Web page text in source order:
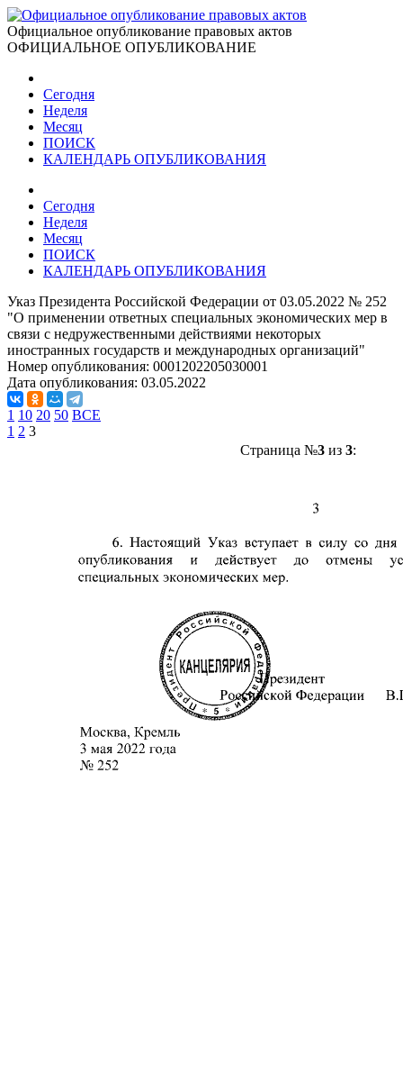
Официальное опубликование правовых актов
ОФИЦИАЛЬНОЕ ОПУБЛИКОВАНИЕ
Сегодня
Неделя
Месяц
ПОИСК
КАЛЕНДАРЬ ОПУБЛИКОВАНИЯ
Сегодня
Неделя
Месяц
ПОИСК
КАЛЕНДАРЬ ОПУБЛИКОВАНИЯ
Указ Президента Российской Федерации от 03.05.2022 № 252
"О применении ответных специальных экономических мер в
связи с недружественными действиями некоторых
иностранных государств и международных организаций"
Номер опубликования: 0001202205030001
Дата опубликования: 03.05.2022
1 10 20 50 ВСЕ
1 2 3
Страница №3из 3: